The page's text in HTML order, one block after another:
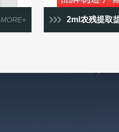
MORE+ 2ml农残提取盐分散固相